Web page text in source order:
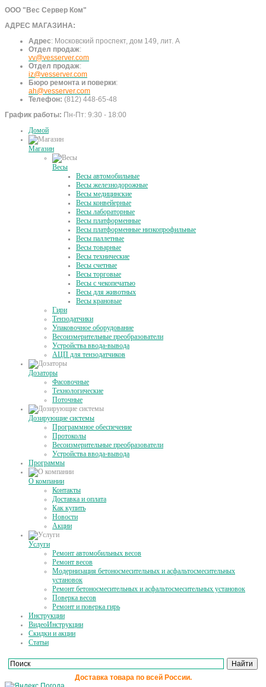
ООО "Вес Сервер Ком"
АДРЕС МАГАЗИНА:
Адрес: Московский проспект, дом 149, лит. А
Отдел продаж:
vv@vesserver.com
Отдел продаж:
iz@vesserver.com
Бюро ремонта и поверки:
ah@vesserver.com
Телефон: (812) 448-65-48
График работы: Пн-Пт: 9:30 - 18:00
Домой
Магазин
Весы
Весы автомобильные
Весы железнодорожные
Весы медицинские
Весы конвейерные
Весы лабораторные
Весы платформенные
Весы платформенные низкопрофильные
Весы паллетные
Весы товарные
Весы технические
Весы счетные
Весы торговые
Весы с чекопечатью
Весы для животных
Весы крановые
Гири
Тензодатчики
Упаковочное оборудование
Весоизмерительные преобразователи
Устройства ввода-вывода
АЦП для тензодатчиков
Дозаторы
Фасовочные
Технологические
Поточные
Дозирующие системы
Программное обеспечение
Протоколы
Весоизмерительные преобразователи
Устройства ввода-вывода
Программы
О компании
Контакты
Доставка и оплата
Как купить
Новости
Акции
Услуги
Ремонт автомобильных весов
Ремонт весов
Модернизация бетоносмесительных и асфальтосмесительных
установок
Ремонт бетоносмесительных и асфальтосмесительных установок
Поверка весов
Ремонт и поверка гирь
Инструкции
ВидеоИнструкции
Скидки и акции
Статьи
Доставка товара по всей России.